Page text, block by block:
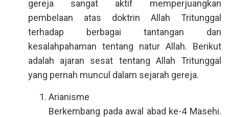
gereja sangat aktif memperjuangkan
pembelaan atas doktrin Allah Tritunggal
terhadap berbagai tantangan dan
kesalahpahaman tentang natur Allah. Berikut
adalah ajaran sesat tentang Allah Tritunggal
yang pernah muncul dalam sejarah gereja.
Arianisme
Berkembang pada awal abad ke-4 Masehi.